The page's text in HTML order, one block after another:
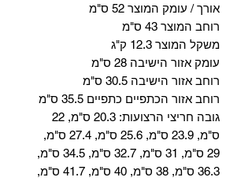
אורך / עומק המוצר 52 ס"מ
רוחב המוצר 43 ס"מ
משקל המוצר 12.3 ק"ג
עומק אזור הישיבה 28 ס"מ
רוחב אזור הישיבה 30.5 ס"מ
רוחב אזור הכתפיים כתפיים 35.5 ס"מ
גובה חריצי הרצועות: 20.3 ס"מ, 22
ס"מ, 23.9 ס"מ, 25.6 ס"מ, 27.4 ס"מ,
29 ס"מ, 31 ס"מ, 32.7 ס"מ, 34.5 ס"מ,
36.3 ס"מ, 38 ס"מ, 40 ס"מ, 41.7 ס"מ,